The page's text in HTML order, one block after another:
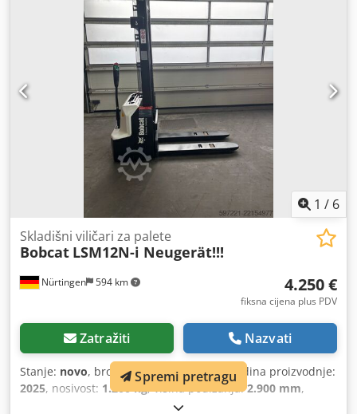
stražnje gume:16x6-8 non marking, ukupna masa:
, 5174830 Serijski broj: OBA05-000013 Podaci o bateriji:
51,2 V, 277 Ah Cjdpfx Aozfd Dzoqlerf
1 / 6
Nürtingen 594 km
Skladišni viličari za palete
Bobcat LSM12N-i Neugerät!!!
4.250 €
fiksna cijena plus PDV
Zatražiti Nazvati
Stanje: novo, broj stroja/vozila:17095 , Godina proizvodnje:
2025, nosivost: 1.200 kg , visina podizanja:2.900 mm,
, vrsta goriva:
Spremi pretragu